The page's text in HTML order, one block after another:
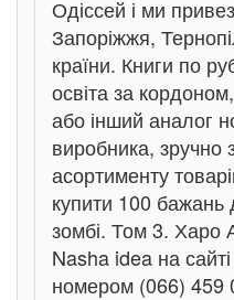
Одіссей і ми
Запоріжжя,
країни. Книги по
освіта за
або інший аналог
виробника, зручно
асортименту
купити 100
зомбі. Том 3. Харо
Nasha idea на
номером (066) 459